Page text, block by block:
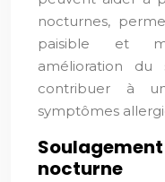
nocturnes,
paisible et
amélioration
contribuer à
symptômes
nocturne